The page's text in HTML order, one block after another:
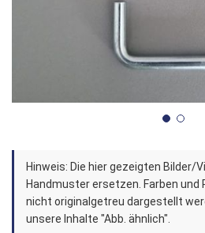
Zum
Anfang
der
Bildergalerie
Hinweis: Die hier gezeigten Bilder/
Handmuster ersetzen. Farben und
nicht originalgetreu dargestellt
unsere Inhalte "Abb. ähnlich".